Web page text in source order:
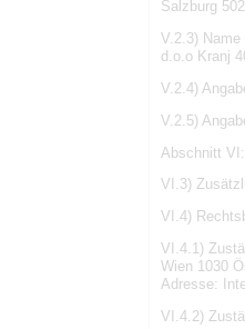
Salzburg
V.2.3)
d.o.o Kranj
V.2.4)
V.2.5)
Abschnitt
VI.3)
VI.4)
VI.4.1)
Wien 1030
Adresse:
VI.4.2)